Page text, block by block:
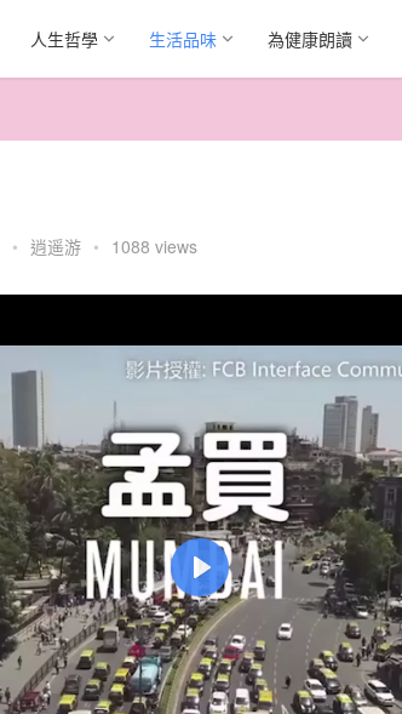
人生哲學 生活品味 為健康朗讀
• 逍遥游 • 1088 views
P
l
a
y